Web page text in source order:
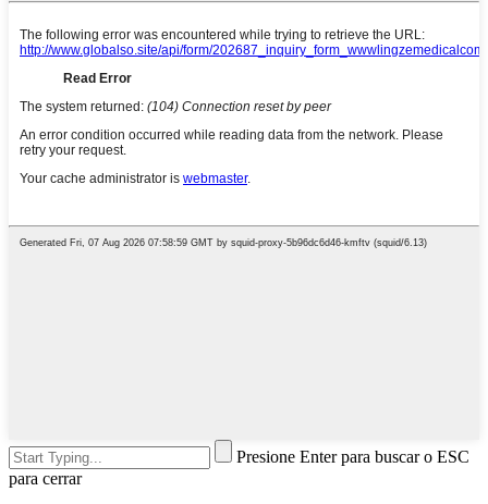
Presione Enter para buscar o ESC
para cerrar